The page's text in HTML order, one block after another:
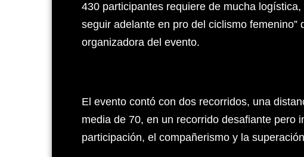
430 participantes requiere de mucha
seguir adelante en pro del ciclismo
organizadora del evento.
El evento contó con dos recorridos, una
media de 70, en un recorrido desafiante pero
participación, el compañerismo y la